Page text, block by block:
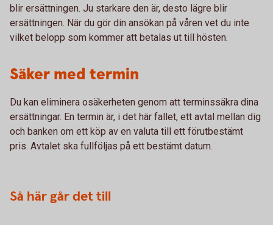
blir ersättningen. Ju starkare den är, desto lägre blir
ersättningen. När du gör din ansökan på våren vet du inte
vilket belopp som kommer att betalas ut till hösten.
Säker med termin
Du kan eliminera osäkerheten genom att terminssäkra dina
ersättningar. En termin är, i det här fallet, ett avtal mellan dig
och banken om ett köp av en valuta till ett förutbestämt
pris. Avtalet ska fullföljas på ett bestämt datum.
Så här går det till